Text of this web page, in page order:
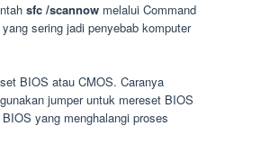
sfc /scannow melalui Command
sering jadi penyebab komputer
BIOS atau CMOS. Caranya
jumper untuk mereset BIOS
yang menghalangi proses